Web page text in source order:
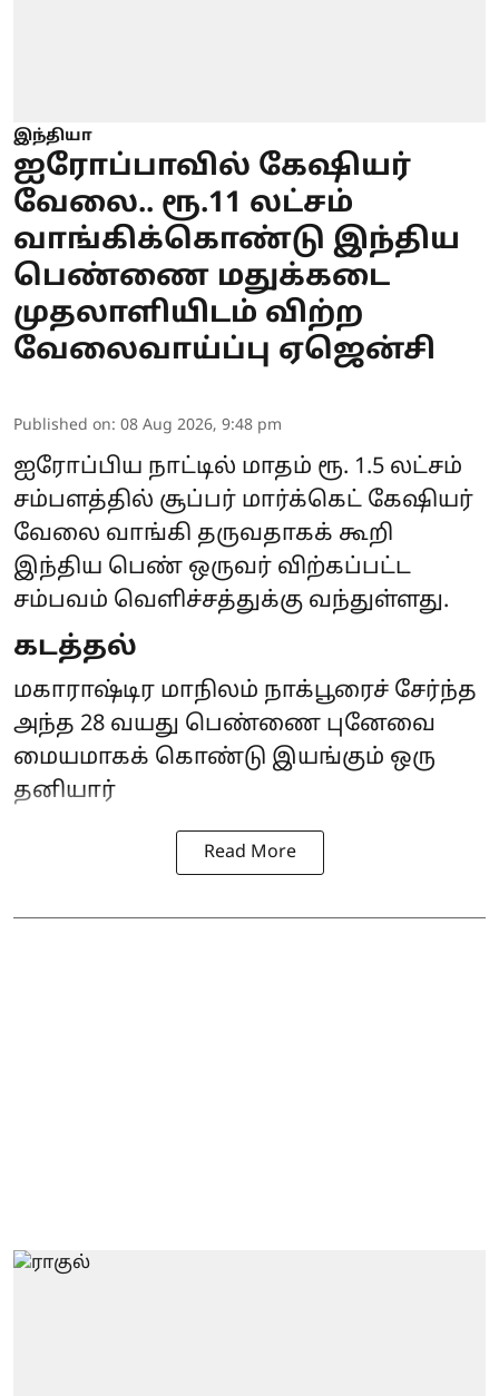
இந்தியா
ஐரோப்பாவில் கேஷியர்
வேலை.. ரூ.11 லட்சம்
வாங்கிக்கொண்டு இந்திய
பெண்ணை மதுக்கடை
முதலாளியிடம் விற்ற
வேலைவாய்ப்பு ஏஜென்சி
Published on: 08 Aug 2026, 9:48 pm
ஐரோப்பிய நாட்டில் மாதம் ரூ. 1.5 லட்சம்
சம்பளத்தில் சூப்பர் மார்க்கெட் கேஷியர்
வேலை வாங்கி தருவதாகக் கூறி
இந்திய பெண் ஒருவர் விற்கப்பட்ட
சம்பவம் வெளிச்சத்துக்கு வந்துள்ளது.
கடத்தல்
மகாராஷ்டிர மாநிலம் நாக்பூரைச் சேர்ந்த
அந்த 28 வயது பெண்ணை புனேவை
மையமாகக் கொண்டு இயங்கும் ஒரு
தனியார்
Read More